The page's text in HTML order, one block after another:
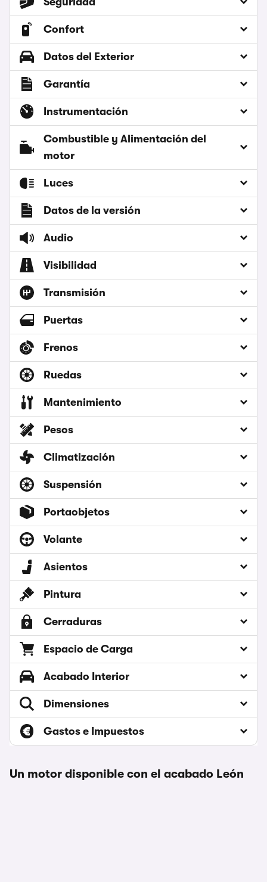
Confort
Datos del Exterior
Garantía
Instrumentación
Combustible y Alimentación del
motor
Luces
Datos de la versión
Audio
Visibilidad
Transmisión
Puertas
Frenos
Ruedas
Mantenimiento
Pesos
Climatización
Suspensión
Portaobjetos
Volante
Asientos
Pintura
Cerraduras
Espacio de Carga
Acabado Interior
Dimensiones
Gastos e Impuestos
Un motor disponible con el acabado León